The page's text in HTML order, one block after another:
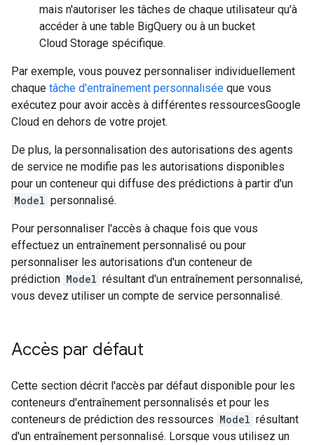
mais n'autoriser les tâches de chaque utilisateur qu'à
accéder à une table BigQuery ou à un bucket
Cloud Storage spécifique.
Par exemple, vous pouvez personnaliser individuellement
chaque tâche d'entraînement personnalisée que vous
exécutez pour avoir accès à différentes ressourcesGoogle
Cloud en dehors de votre projet.
De plus, la personnalisation des autorisations des agents
de service ne modifie pas les autorisations disponibles
pour un conteneur qui diffuse des prédictions à partir d'un
Model personnalisé.
Pour personnaliser l'accès à chaque fois que vous
effectuez un entraînement personnalisé ou pour
personnaliser les autorisations d'un conteneur de
prédiction Model résultant d'un entraînement personnalisé,
vous devez utiliser un compte de service personnalisé.
Accès par défaut
Cette section décrit l'accès par défaut disponible pour les
conteneurs d'entraînement personnalisés et pour les
conteneurs de prédiction des ressources Model résultant
d'un entraînement personnalisé. Lorsque vous utilisez un